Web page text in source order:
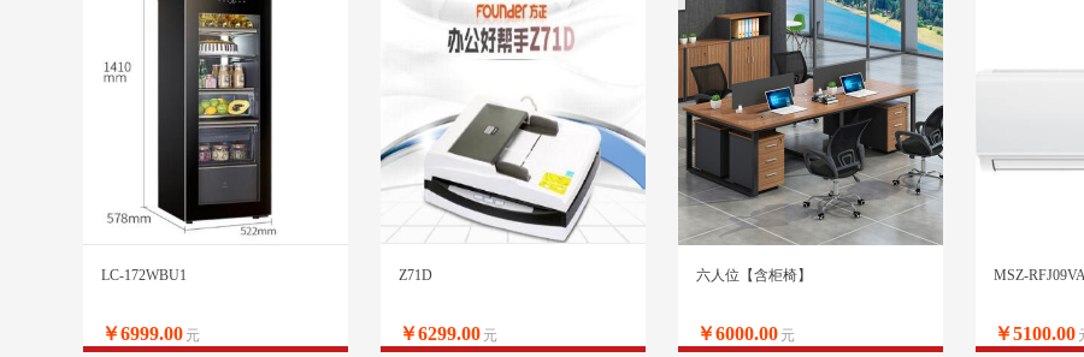
LC-172WBU1
￥6999.00 元
Z71D
￥6299.00 元
六人位【含柜椅】
￥6000.00 元
MSZ-
￥5100.00